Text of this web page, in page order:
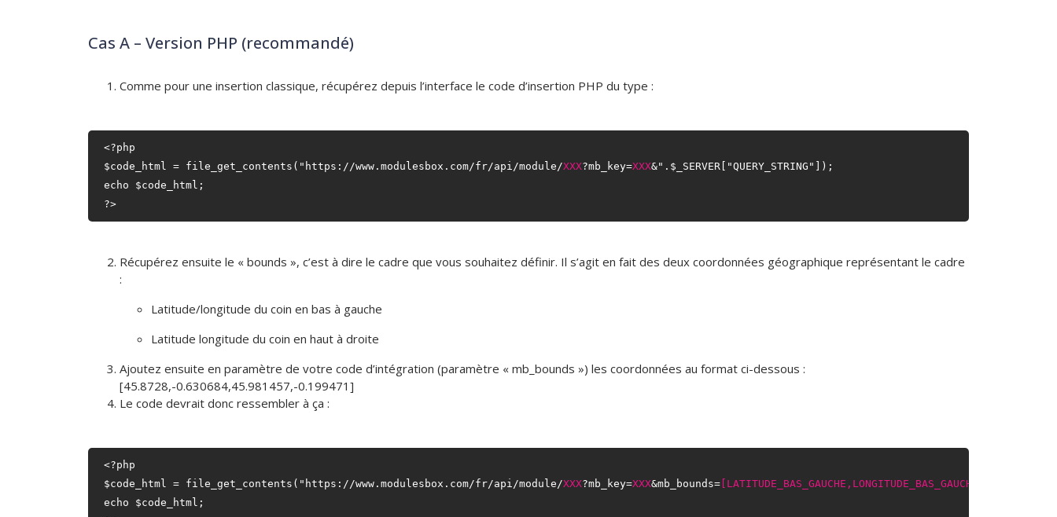
Cas A – Version PHP (recommandé)
Comme pour une insertion classique, récupérez depuis l’interface le code d’insertion PHP du type :
<?php
$code_html = file_get_contents("https://www.modulesbox.com/fr/api/module/XXX?mb_key=XXX&".$_SERVER["QUERY_STRING"]);
echo $code_html;
Récupérez ensuite le « bounds », c’est à dire le cadre que vous souhaitez définir. Il s’agit en fait des deux coordonnées géographique représentant le cadre
:
Latitude/longitude du coin en bas à gauche
Latitude longitude du coin en haut à droite
Ajoutez ensuite en paramètre de votre code d’intégration (paramètre « mb_bounds ») les coordonnées au format ci-dessous :
[45.8728,-0.630684,45.981457,-0.199471]
Le code devrait donc ressembler à ça :
<?php
$code_html = file_get_contents("https://www.modulesbox.com/fr/api/module/XXX?mb_key=XXX&mb_bounds=
echo $code_html;